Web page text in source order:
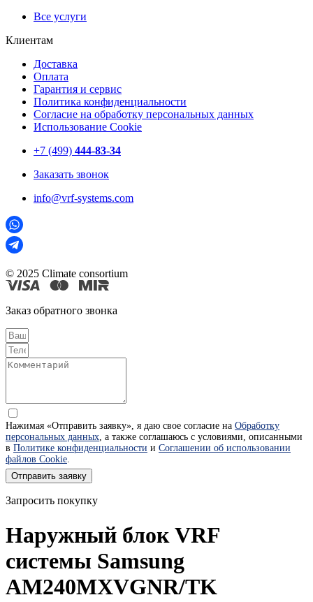
Все услуги
Клиентам
Доставка
Оплата
Гарантия и сервис
Политика конфиденциальности
Согласие на обработку персональных данных
Использование Cookie
+7 (499) 444-83-34
Заказать звонок
info@vrf-systems.com
© 2025 Climate consortium
Заказ обратного звонка
Нажимая «Отправить заявку», я даю свое согласие на Обработку
персональных данных, а также соглашаюсь с условиями, описанными
в Политике конфиденциальности и Соглашении об использовании
файлов Cookie.
Отправить заявку
Запросить покупку
Наружный блок VRF
системы Samsung
AM240MXVGNR/TK